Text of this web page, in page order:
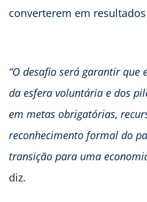
converterem em
“O desafio será garantir que
da esfera voluntária e dos
em metas obrigatórias,
reconhecimento formal do
transição para uma
diz.